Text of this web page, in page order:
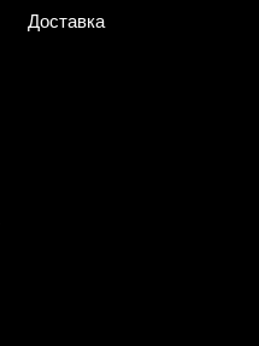
Доставка